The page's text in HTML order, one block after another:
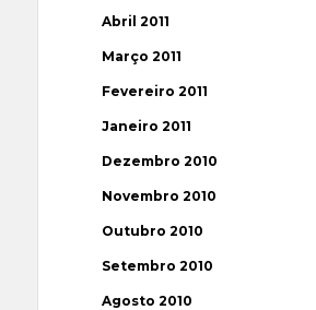
Abril 2011
Março 2011
Fevereiro 2011
Janeiro 2011
Dezembro 2010
Novembro 2010
Outubro 2010
Setembro 2010
Agosto 2010